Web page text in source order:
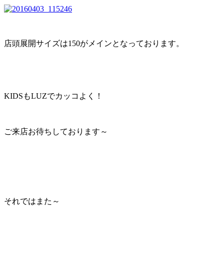
店頭展開サイズは150がメインとなっております。
KIDSもLUZでカッコよく！
ご来店お待ちしております～
それではまた～